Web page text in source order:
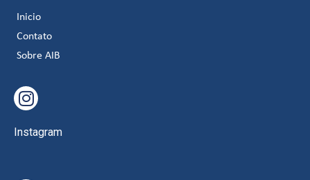
Inicio
Contato
Sobre AIB
Instagram